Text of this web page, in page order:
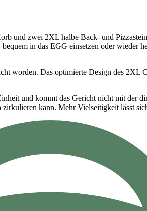
und zwei 2XL halbe Back- und
in das EGG einsetzen oder wieder
worden. Das optimierte Design des 2XL
und kommt das Gericht nicht mit der
kann. Mehr Vielseitigkeit lässt